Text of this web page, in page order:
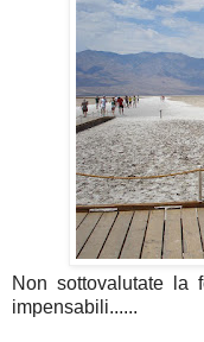
Non sottovalutate la
impensabili......